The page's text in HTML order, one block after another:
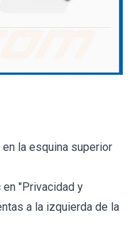
la esquina superior
"Privacidad y
a la izquierda de la